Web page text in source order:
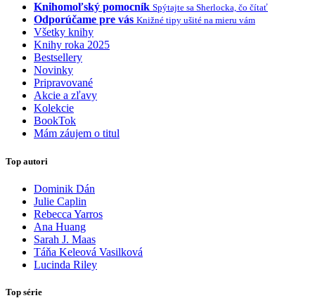
Knihomoľský pomocník Spýtajte sa Sherlocka, čo čítať
Odporúčame pre vás Knižné tipy ušité na mieru vám
Všetky knihy
Knihy roka 2025
Bestsellery
Novinky
Pripravované
Akcie a zľavy
Kolekcie
BookTok
Mám záujem o titul
Top autori
Dominik Dán
Julie Caplin
Rebecca Yarros
Ana Huang
Sarah J. Maas
Táňa Keleová Vasilková
Lucinda Riley
Top série